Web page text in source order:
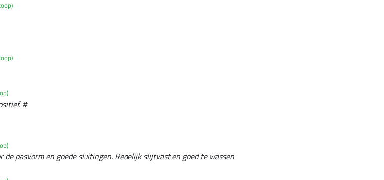
#
de pasvorm en goede sluitingen. Redelijk slijtvast en goed te wassen